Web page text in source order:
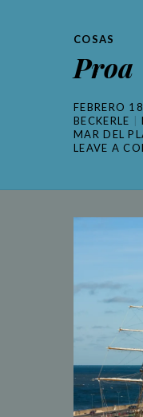
COSAS
Proa
FEBRERO
BECKERLE
MAR DEL
LEAVE A